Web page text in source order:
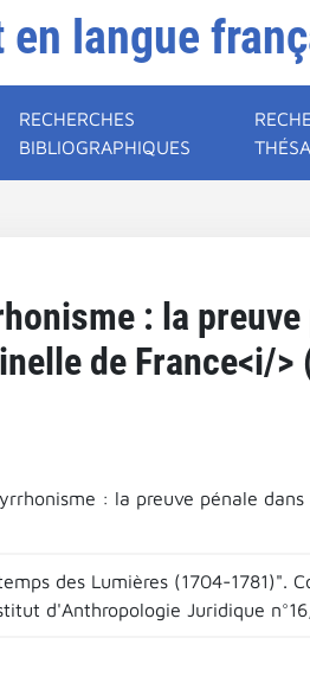
langue
RECHERCHES
BIBLIOGRAPHIQUES
: la
de France<i/>
: la preuve pénale
des Lumières (1704-1781)".
d'Anthropologie Juridique